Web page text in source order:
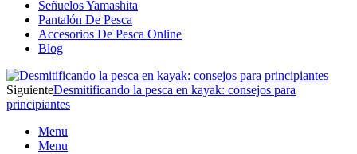
Señuelos Yamashita
Pantalón De Pesca
Accesorios De Pesca Online
Blog
SiguienteDesmitificando la pesca en kayak: consejos para
principiantes
Menu
Menu